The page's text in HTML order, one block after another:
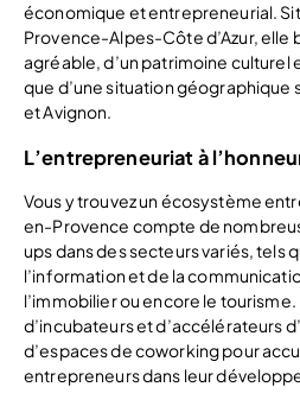
économique et entrepreneurial.
Provence-Alpes-Côte d’Azur, elle
agréable, d’un patrimoine culturel
que d’une situation géographique
et Avignon.
L’entrepreneuriat à
Vous y trouvez un écosystème
en-Provence compte de
ups dans des secteurs variés, tels
l’information et de la
l’immobilier ou encore le
d’incubateurs et d’accélérateurs
d’espaces de coworking pour
entrepreneurs dans leur